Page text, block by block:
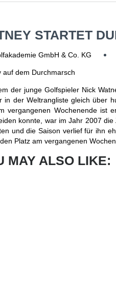
STARTET
GmbH & Co. KG
auf dem Durchmarsch
der junge Golfspieler Nick
in der Weltrangliste gleich über
vergangenen Wochenende ist
konnte, war im Jahr 2007
und die Saison verlief für ihn
Platz am vergangenen
MAY ALSO LIKE: